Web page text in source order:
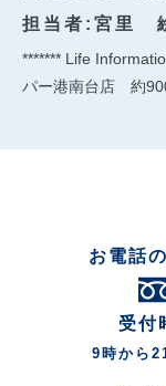
担当者:宮里
******* Life
パー港南台店 約
お電話
受付
9時から